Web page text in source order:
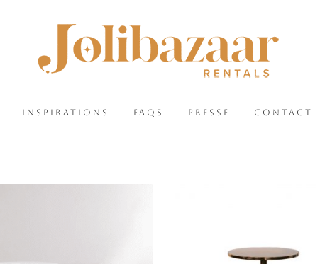
INSPIRATIONS FAQS PRESSE CONTACT